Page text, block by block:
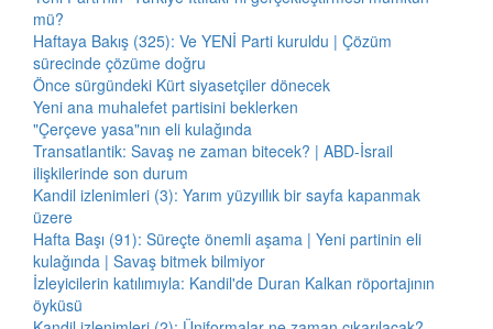
mü?
Haftaya Bakış (325): Ve YENİ Parti kuruldu | Çözüm
sürecinde çözüme doğru
Önce sürgündeki Kürt siyasetçiler dönecek
Yeni ana muhalefet partisini beklerken
"Çerçeve yasa"nın eli kulağında
Transatlantik: Savaş ne zaman bitecek? | ABD-İsrail
ilişkilerinde son durum
Kandil izlenimleri (3): Yarım yüzyıllık bir sayfa kapanmak
üzere
Hafta Başı (91): Süreçte önemli aşama | Yeni partinin eli
kulağında | Savaş bitmek bilmiyor
İzleyicilerin katılımıyla: Kandil'de Duran Kalkan röportajının
öyküsü